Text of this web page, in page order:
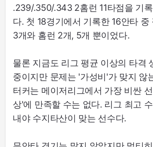
.239/.350/.343 2홈런 11타점을 기
다. 첫 18경기에서 기록한 16안타 중
3개와 홈런 2개, 5개 뿐이었다.
물론 지금도 리그 평균 이상의 타격
중이지만 문제는 '가성비'가 맞지 않
터커는 메이저리그에서 가장 비싼
상'에 만족할 수는 없다. 리그 최고
내야 수지타산이 맞는 선수다.